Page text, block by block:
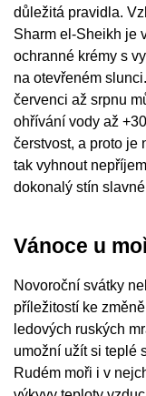
důležitá pravidla.
Sharm el-Sheikh je
ochranné krémy s
na otevřeném
červenci až srpnu
ohřívání vody až
čerstvost, a proto je
tak vyhnout
dokonalý stín
Vánoce u
Novoroční svátky
příležitostí ke
ledových ruských
umožní užít si teplé
Rudém moři i v